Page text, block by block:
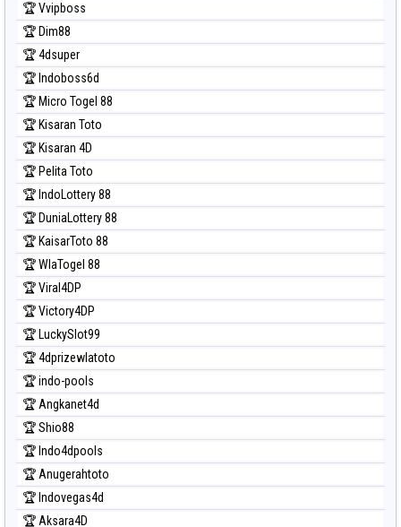
Prediksi Taipei
Prediksi Taiwan
🏆 Vvipboss
🏆 Dim88
🏆 4dsuper
🏆 Indoboss6d
🏆 Micro Togel 88
🏆 Kisaran Toto
🏆 Kisaran 4D
🏆 Pelita Toto
🏆 IndoLottery 88
🏆 DuniaLottery 88
🏆 KaisarToto 88
🏆 WlaTogel 88
🏆 Viral4DP
🏆 Victory4DP
🏆 LuckySlot99
🏆 4dprizewlatoto
🏆 indo-pools
🏆 Angkanet4d
🏆 Shio88
🏆 Indo4dpools
🏆 Anugerahtoto
🏆 Indovegas4d
🏆 Aksara4D